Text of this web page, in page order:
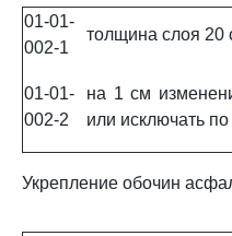
01-01-
002-1
толщина слоя 20
01-01-
002-2
на 1 см
или исключать
Укрепление обочин